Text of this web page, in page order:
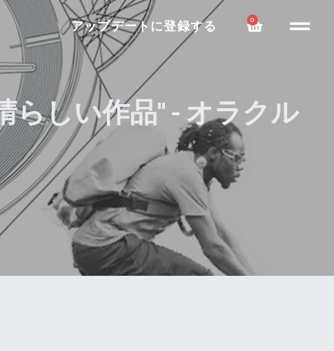
アップデートに登録する 0
らしい作品" - オラクル